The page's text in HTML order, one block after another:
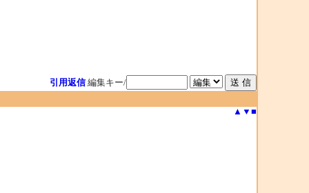
引用返信 編集キー/
▲ ▼ ■